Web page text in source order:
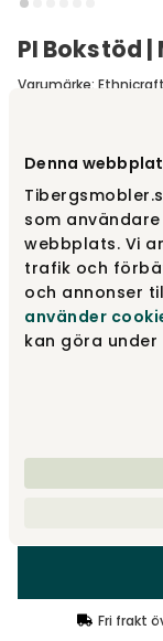
Denna
som
webbplats. Vi
trafik och
och annonser
använder
kan göra under
PI Bokstöd
Varumärke: Ethnicraft
Fri frakt